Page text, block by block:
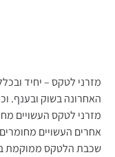
מזרני לטקס – יחיד
האחרונה בשוק ובענף.
מזרני לטקס העשויים
אחרים העשויים
שכבת הלטקס ממוקמת